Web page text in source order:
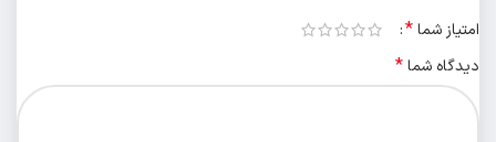
امتیاز شما*
دیدگاه شما*